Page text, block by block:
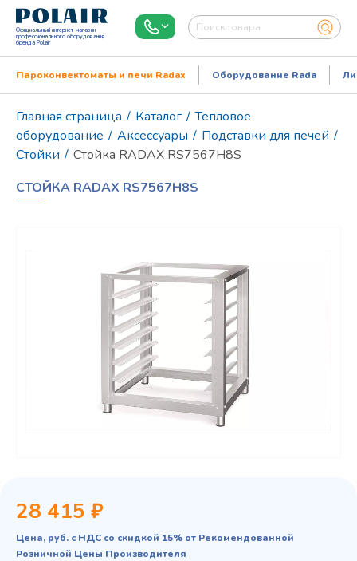
Официальный интернет-магазин
профессионального оборудования
бренда Polair
Режим работы:Пн..Пт: 9.00-18.00
Пароконвектоматы и печи Radax Оборудование Rada
Главная страница / Каталог / Тепловое
оборудование / Аксессуары / Подставки для печей /
Стойки / Cтойка RADAX RS7567H8S
CТОЙКА RADAX RS7567H8S
28 415 ₽
Цена, руб. с НДС со скидкой 15% от Рекомендованной
Розничной Цены Производителя